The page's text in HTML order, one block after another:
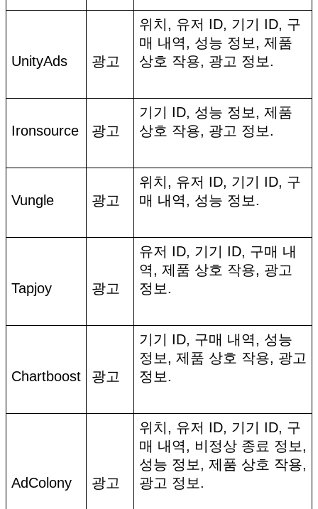
UnityAds 광고
위치, 유저 ID, 기기 ID, 구
매 내역, 성능 정보, 제품
상호 작용, 광고 정보.
Ironsource 광고
기기 ID, 성능 정보, 제품
상호 작용, 광고 정보.
Vungle 광고
위치, 유저 ID, 기기 ID, 구
매 내역, 성능 정보.
Tapjoy 광고
유저 ID, 기기 ID, 구매 내
역, 제품 상호 작용, 광고
정보.
Chartboost 광고
기기 ID, 구매 내역, 성능
정보, 제품 상호 작용, 광고
정보.
AdColony 광고
위치, 유저 ID, 기기 ID, 구
매 내역, 비정상 종료 정보,
성능 정보, 제품 상호 작용,
광고 정보.